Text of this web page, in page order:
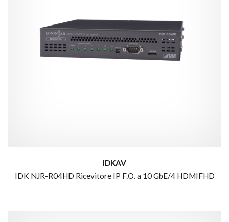
IDKAV
IDK NJR-R04HD Ricevitore IP F.O. a 10 GbE/4 HDMIFHD